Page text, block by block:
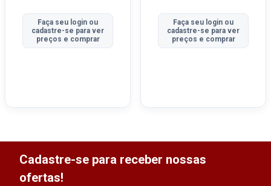
Faça seu login ou
cadastre-se para ver
preços e comprar
Faça seu login ou
cadastre-se para ver
preços e comprar
Cadastre-se para receber nossas
ofertas!